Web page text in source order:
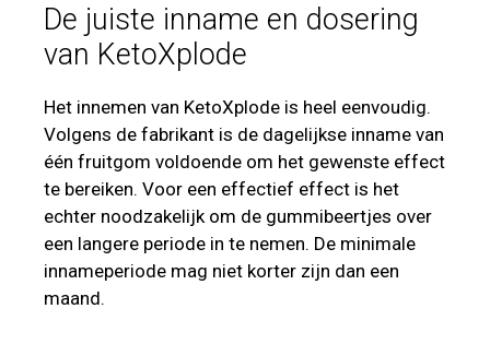
De juiste inname en dosering
van KetoXplode
Het innemen van KetoXplode is heel eenvoudig.
Volgens de fabrikant is de dagelijkse inname van
één fruitgom voldoende om het gewenste effect
te bereiken. Voor een effectief effect is het
echter noodzakelijk om de gummibeertjes over
een langere periode in te nemen. De minimale
innameperiode mag niet korter zijn dan een
maand.